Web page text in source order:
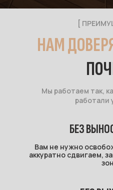
[
НАМ
Мы работаем так,
работали
БЕЗ
Вам не нужно
аккуратно сдвигаем,